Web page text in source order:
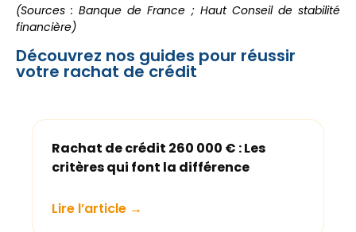
(Sources : Banque de France ; Haut Conseil de stabilité
financière)
Découvrez nos guides pour réussir
votre rachat de crédit
Rachat de crédit 260 000 € : Les
critères qui font la différence
Lire l’article →